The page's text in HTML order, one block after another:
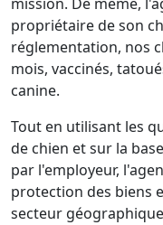
propriétaire de son
réglementation, nos
mois, vaccinés,
canine.
Tout en utilisant les
de chien et sur la
par l'employeur,
protection des biens
secteur